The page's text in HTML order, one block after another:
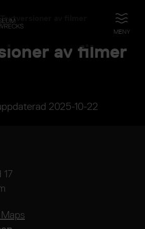
ÖPPNA
MENY
Textversioner av filmer
av filmer
2025-10-22